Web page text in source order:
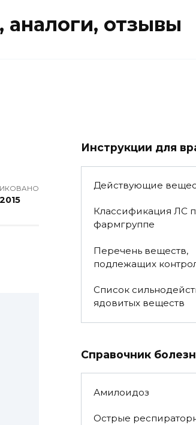
отзывы
Инструкции для
Действующие
Классификация ЛС
фармгруппе
Перечень веществ,
подлежащих
Список
ядовитых веществ
Справочник
Амилоидоз
Острые